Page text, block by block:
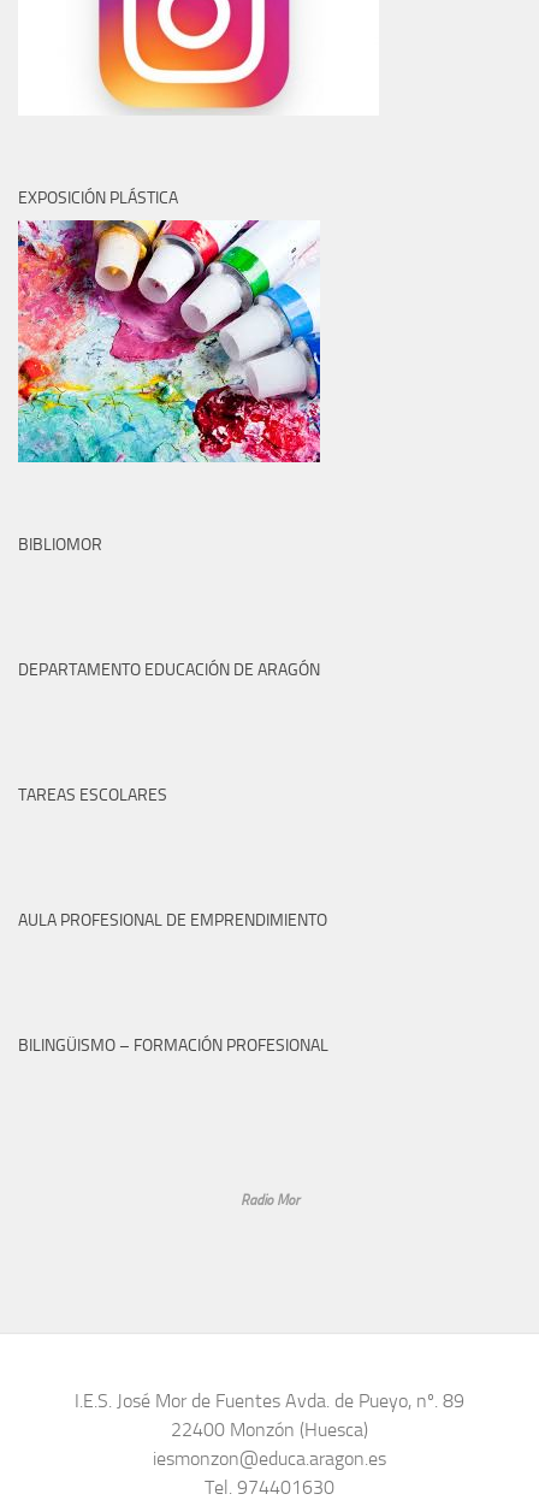
EXPOSICIÓN PLÁSTICA
BIBLIOMOR
DEPARTAMENTO EDUCACIÓN DE ARAGÓN
TAREAS ESCOLARES
AULA PROFESIONAL DE EMPRENDIMIENTO
BILINGÜISMO – FORMACIÓN PROFESIONAL
Radio Mor
I.E.S. José Mor de Fuentes Avda. de Pueyo, nº. 89
22400 Monzón (Huesca)
iesmonzon@educa.aragon.es
Tel. 974401630